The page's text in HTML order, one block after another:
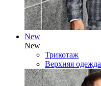
New
New
Трикотаж
Верхняя одежда